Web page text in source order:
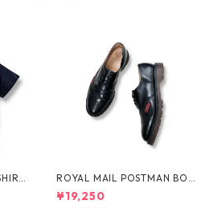
ROYAL MAIL POSTMAN BOO
TS by Dr.MARTENS
¥19,250